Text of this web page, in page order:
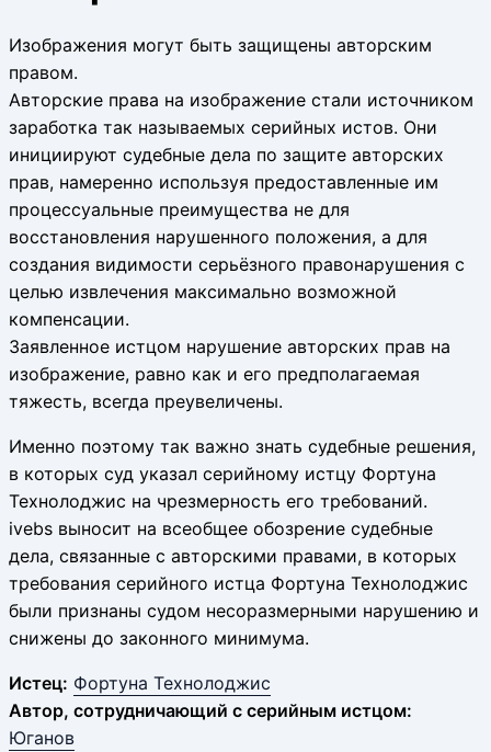
Изображения могут быть защищены авторским
правом.
Авторские права на изображение стали источником
заработка так называемых серийных истов. Они
инициируют судебные дела по защите авторских
прав, намеренно используя предоставленные им
процессуальные преимущества не для
восстановления нарушенного положения, а для
создания видимости серьёзного правонарушения с
целью извлечения максимально возможной
компенсации.
Заявленное истцом нарушение авторских прав на
изображение, равно как и его предполагаемая
тяжесть, всегда преувеличены.
Именно поэтому так важно знать судебные решения,
в которых суд указал серийному истцу Фортуна
Технолоджис на чрезмерность его требований.
ivebs выносит на всеобщее обозрение судебные
дела, связанные с авторскими правами, в которых
требования серийного истца Фортуна Технолоджис
были признаны судом несоразмерными нарушению и
снижены до законного минимума.
Истец: Фортуна Технолоджис
Автор, сотрудничающий с серийным истцом:
Юганов